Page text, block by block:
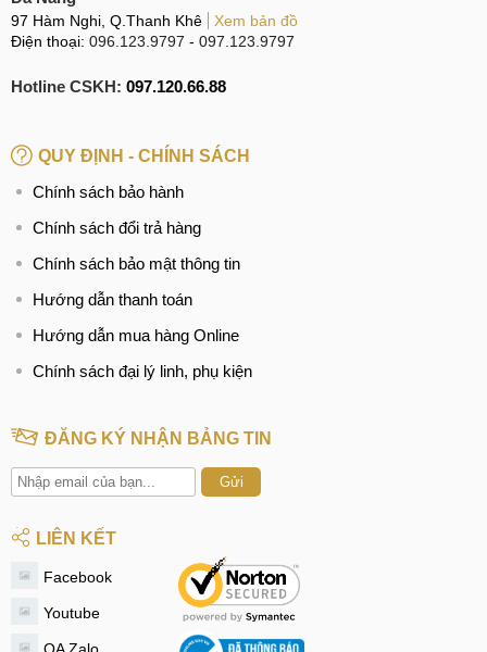
97 Hàm Nghi, Q.Thanh Khê
Xem bản đồ
Điện thoại: 096.123.9797 - 097.123.9797
Hotline CSKH: 097.120.66.88
QUY ĐỊNH - CHÍNH SÁCH
Chính sách bảo hành
Chính sách đổi trả hàng
Chính sách bảo mật thông tin
Hướng dẫn thanh toán
Hướng dẫn mua hàng Online
Chính sách đại lý linh, phụ kiện
ĐĂNG KÝ NHẬN BẢNG TIN
Gửi
LIÊN KẾT
Facebook
Youtube